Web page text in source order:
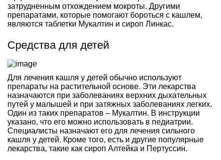
затрудненным отхождением мокроты. Другими
препаратами, которые помогают бороться с кашлем,
являются таблетки Мукалтин и сироп Линкас.
Средства для детей
Для лечения кашля у детей обычно используют
препараты на растительной основе. Эти лекарства
назначаются при заболеваниях верхних дыхательных
путей у малышей и при затяжных заболеваниях легких.
Один из таких препаратов – Мукалтин. В инструкции
указано, что его можно использовать в педиатрии.
Специалисты назначают его для лечения сильного
кашля у детей. Кроме того, есть и другие популярные
лекарства, такие как сироп Алтейка и Пертуссин.